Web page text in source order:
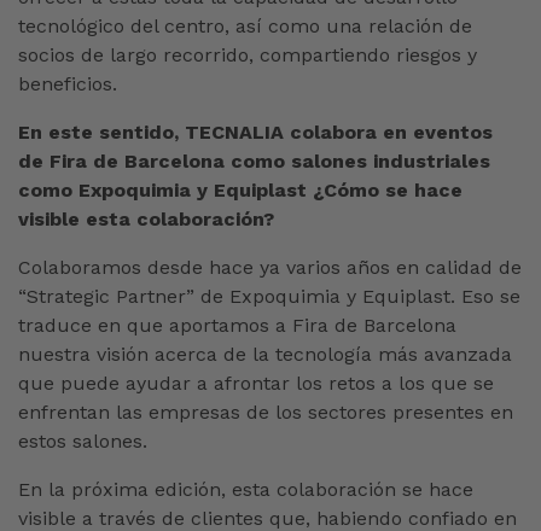
tecnológico del centro, así como una relación de
socios de largo recorrido, compartiendo riesgos y
beneficios.
En este sentido, TECNALIA colabora en eventos
de Fira de Barcelona como salones industriales
como Expoquimia y Equiplast ¿Cómo se hace
visible esta colaboración?
Colaboramos desde hace ya varios años en calidad de
“Strategic Partner” de Expoquimia y Equiplast. Eso se
traduce en que aportamos a Fira de Barcelona
nuestra visión acerca de la tecnología más avanzada
que puede ayudar a afrontar los retos a los que se
enfrentan las empresas de los sectores presentes en
estos salones.
En la próxima edición, esta colaboración se hace
visible a través de clientes que, habiendo confiado en